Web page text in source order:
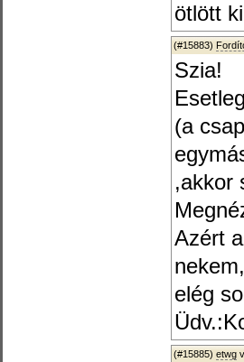
ötlött
(#15883)
Szia!
(a
,akkor
Azért
elég
(#15885) etwg